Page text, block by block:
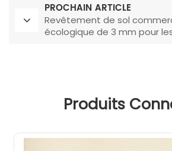
PROCHAIN ARTICLE
Revêtement de sol
écologique de 3 mm pour
Produits